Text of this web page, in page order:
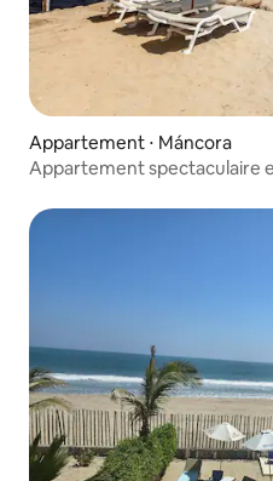
Appartement ⋅ Máncora
Appartement spectaculaire en